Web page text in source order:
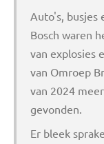
Auto's, busjes
Bosch waren
van explosies
van Omroep
van 2024
gevonden.
Er bleek